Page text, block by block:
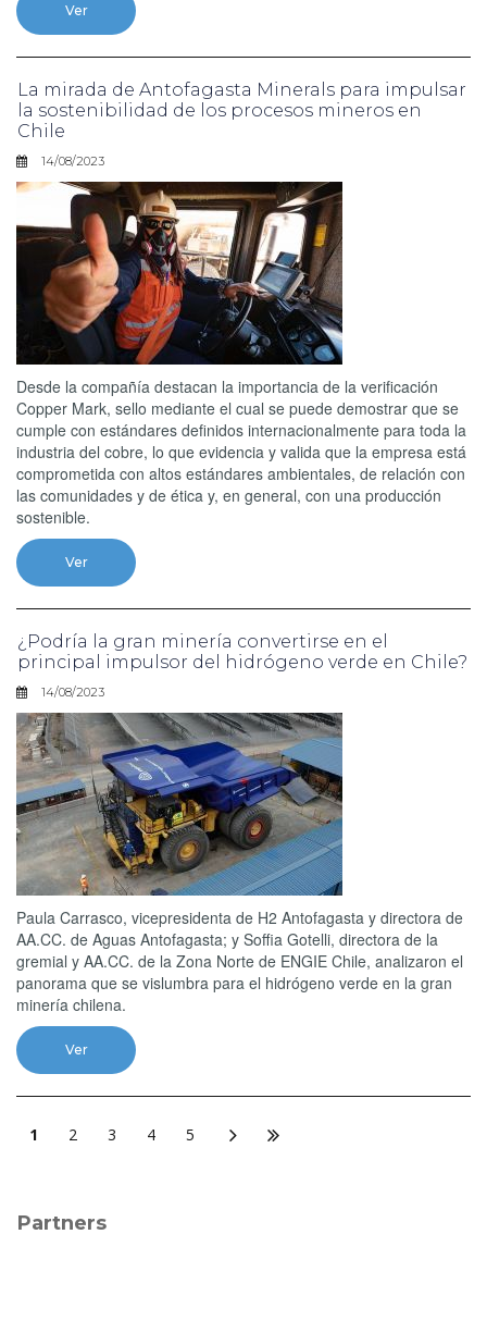
Ver
La mirada de Antofagasta Minerals para impulsar
la sostenibilidad de los procesos mineros en
Chile
14/08/2023
Desde la compañía destacan la importancia de la verificación
Copper Mark, sello mediante el cual se puede demostrar que se
cumple con estándares definidos internacionalmente para toda la
industria del cobre, lo que evidencia y valida que la empresa está
comprometida con altos estándares ambientales, de relación con
las comunidades y de ética y, en general, con una producción
sostenible.
Ver
¿Podría la gran minería convertirse en el
principal impulsor del hidrógeno verde en Chile?
14/08/2023
Paula Carrasco, vicepresidenta de H2 Antofagasta y directora de
AA.CC. de Aguas Antofagasta; y Soffia Gotelli, directora de la
gremial y AA.CC. de la Zona Norte de ENGIE Chile, analizaron el
panorama que se vislumbra para el hidrógeno verde en la gran
minería chilena.
Ver
1 2 3 4 5
Partners